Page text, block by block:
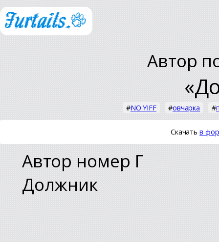
Автор
#NO YIFF #овчарка #
Скачатьв
Автор номер Г
Должник